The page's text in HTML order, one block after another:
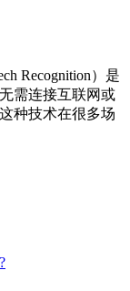
）是
需连接互联网或
种技术在很多场